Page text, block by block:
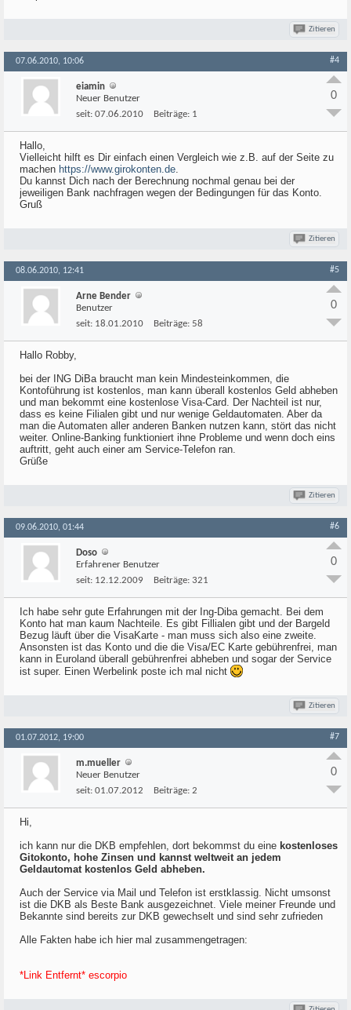
Zitieren
07.06.2010, 10:06 #4
eiamin
Neuer Benutzer
seit: 07.06.2010 Beiträge: 1
0
Hallo,
Vielleicht hilft es Dir einfach einen Vergleich wie z.B. auf der Seite zu
machen https://www.girokonten.de.
Du kannst Dich nach der Berechnung nochmal genau bei der
jeweiligen Bank nachfragen wegen der Bedingungen für das Konto.
Gruß
Zitieren
08.06.2010, 12:41 #5
Arne Bender
Benutzer
seit: 18.01.2010 Beiträge: 58
0
Hallo Robby,
bei der ING DiBa braucht man kein Mindesteinkommen, die
Kontoführung ist kostenlos, man kann überall kostenlos Geld abheben
und man bekommt eine kostenlose Visa-Card. Der Nachteil ist nur,
dass es keine Filialen gibt und nur wenige Geldautomaten. Aber da
man die Automaten aller anderen Banken nutzen kann, stört das nicht
weiter. Online-Banking funktioniert ihne Probleme und wenn doch eins
auftritt, geht auch einer am Service-Telefon ran.
Grüße
Zitieren
09.06.2010, 01:44 #6
Doso
Erfahrener Benutzer
seit: 12.12.2009 Beiträge: 321
0
Ich habe sehr gute Erfahrungen mit der Ing-Diba gemacht. Bei dem
Konto hat man kaum Nachteile. Es gibt Fillialen gibt und der Bargeld
Bezug läuft über die VisaKarte - man muss sich also eine zweite.
Ansonsten ist das Konto und die die Visa/EC Karte gebührenfrei, man
kann in Euroland überall gebührenfrei abheben und sogar der Service
ist super. Einen Werbelink poste ich mal nicht
Zitieren
01.07.2012, 19:00 #7
m.mueller
Neuer Benutzer
seit: 01.07.2012 Beiträge: 2
0
Hi,
ich kann nur die DKB empfehlen, dort bekommst du eine kostenloses
Gitokonto, hohe Zinsen und kannst weltweit an jedem
Geldautomat kostenlos Geld abheben.
Auch der Service via Mail und Telefon ist erstklassig. Nicht umsonst
ist die DKB als Beste Bank ausgezeichnet. Viele meiner Freunde und
Bekannte sind bereits zur DKB gewechselt und sind sehr zufrieden
Alle Fakten habe ich hier mal zusammengetragen:
*Link Entfernt* escorpio